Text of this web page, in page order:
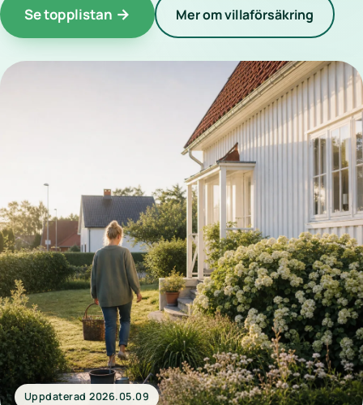
Se topplistan Mer om villaförsäkring
Uppdaterad 2026.05.09